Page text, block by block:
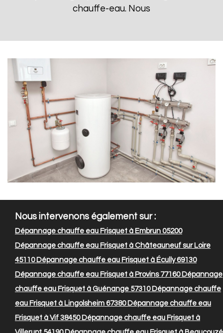
chauffe-eau. Nous
Nous intervenons également sur :
Dépannage chauffe eau Frisquet à Embrun 05200
Dépannage chauffe eau Frisquet à Châteauneuf sur Loire
45110Dépannage chauffe eau Frisquet à Écully 69130
Dépannage chauffe eau Frisquet à Provins 77160Dépannage
chauffe eau Frisquet à Guénange 57310Dépannage chauffe
eau Frisquet à Lingolsheim 67380Dépannage chauffe eau
Frisquet à Vif 38450Dépannage chauffe eau Frisquet à